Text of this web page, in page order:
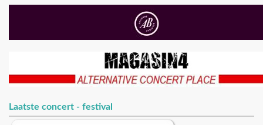
Laatste concert - festival